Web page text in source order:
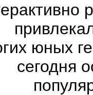
юных
сегодня